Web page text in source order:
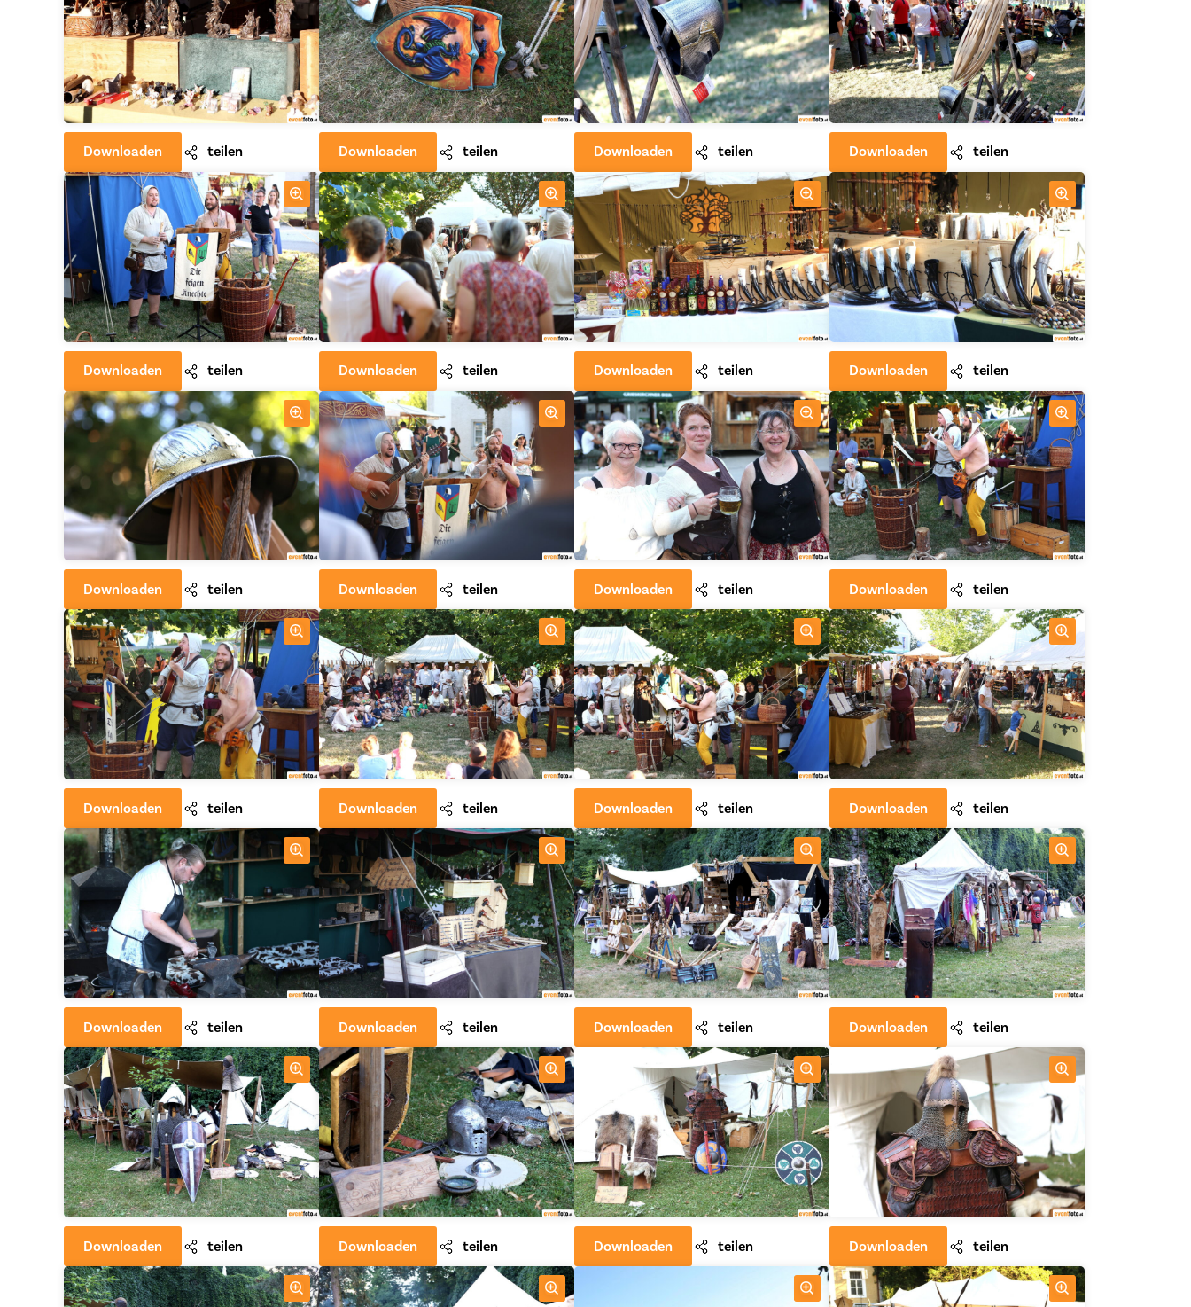
Downloaden teilen Downloaden teilen Downloaden teilen Downloaden teilen
Downloaden teilen Downloaden teilen Downloaden teilen Downloaden teilen
Downloaden teilen Downloaden teilen Downloaden teilen Downloaden teilen
Downloaden teilen Downloaden teilen Downloaden teilen Downloaden teilen
Downloaden teilen Downloaden teilen Downloaden teilen Downloaden teilen
Downloaden teilen Downloaden teilen Downloaden teilen Downloaden teilen